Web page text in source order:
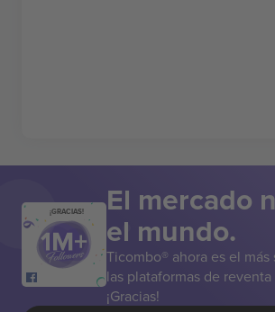
¡GRACIAS! El mercado
el mundo.
Ticombo® ahora es el
las plataformas de
¡Gracias!